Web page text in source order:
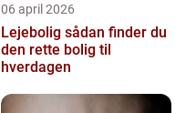
06 april 2026
Lejebolig sådan finder du
den rette bolig til
hverdagen